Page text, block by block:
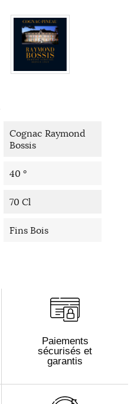
Cognac Raymond
Bossis
40 °
70 Cl
Fins Bois
Paiements
sécurisés et
garantis